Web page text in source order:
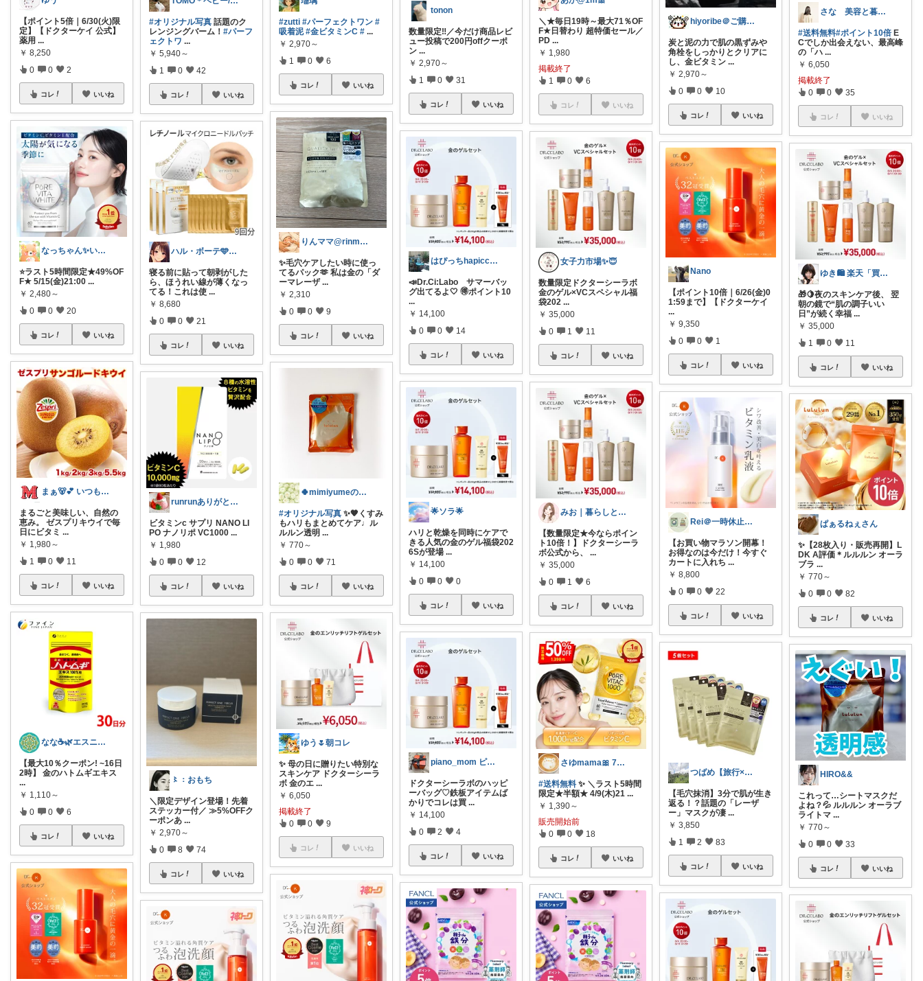
【ポイント5倍｜6/30(火)限
定】【ドクターケイ 公式】
薬用 ...
￥ 8,250
0 0 2
コレ いいね
なっちゃん✨いつもありがとう😊✨
⭐️ラスト5時間限定★49%OF
F★ 5/15(金)21:00 ...
￥ 2,480～
0 0 20
コレ いいね
まぁ🐻💕 いつもありがとう💓
まるごと美味しい、自然の
恵み。 ゼスプリキウイで毎
日にビタミ ...
￥ 1,980～
1 0 11
コレ いいね
なな☕️🌿エスニック／アジアン雑貨
【最大10％クーポン! ~16日
2時】 金のハトムギエキス
...
￥ 1,110～
0 0 6
コレ いいね
#オリジナル写真 話題のク
レンジングバーム！#パーフ
ェクトワ ...
￥ 5,940～
1 0 42
コレ いいね
ハル・ボーテ🩵自分へのご褒美に🩵
寝る前に貼って朝剥がした
ら、ほうれい線が薄くなっ
てる！これは使 ...
￥ 8,680
0 0 21
コレ いいね
runrunありがとう( ◠‿◠ )
ビタミンc サプリ NANO LI
PO ナノリポ VC1000 ...
￥ 1,980
0 0 12
コレ いいね
〻：おもち
＼限定デザイン登場！先着
ステッカー付／ ≫5%OFFク
ーポンあ ...
￥ 2,970～
0 8 74
コレ いいね
#zutti #パーフェクトワン #
吸着泥 #金ビタミンC # ...
￥ 2,970～
1 0 6
コレ いいね
りんママ@rinmama_log
✨毛穴ケアしたい時に使っ
てるパック🫶 私は金の「ダ
ーマレーザ ...
￥ 2,310
0 0 9
コレ いいね
🍀mimiyumeの美容ROOM🍀
#オリジナル写真 ✨🧡くすみ
もハリもまとめてケア♩ル
ルルン透明 ...
￥ 770～
0 0 71
コレ いいね
ゆう🌷朝コレ
✨ 母の日に贈りたい特別な
スキンケア ドクターシーラ
ボ 金のエ ...
￥ 6,050
掲載終了
0 0 9
コレ いいね
tonon
数量限定‼︎／今だけ商品レビ
ュー投稿で200円offクーポ
ン...
￥ 2,970～
1 0 31
コレ いいね
はぴっちhapicchi💎🏃感謝💐
📣Dr.Ci:Labo サマーバッ
グ出てるよ🤍 🉐ポイント10
...
￥ 14,100
0 0 14
コレ いいね
🌟ソラ🌟
ハリと乾燥を同時にケアで
きる人気の金のゲル福袋202
6Sが登場 ...
￥ 14,100
0 0 0
コレ いいね
piano_mom ピアノキッズママ♡
ドクターシーラボのハッピ
ーバッグ♡鉄板アイテムば
かりでコレは買 ...
￥ 14,100
0 2 4
コレ いいね
＼★毎日19時～最大71％OF
F★日替わり 超特価セール／
PD ...
￥ 1,980
掲載終了
1 0 6
コレ いいね
女子力市場✨😇
数量限定ドクターシーラボ
金のゲル×VCスペシャル福
袋202 ...
￥ 35,000
0 1 11
コレ いいね
みお｜暮らしと美容記録
【数量限定★今ならポイン
ト10倍！】ドクターシーラ
ボ公式から、
...
￥ 35,000
0 1 6
コレ いいね
さゆmama🎀 7月ゆっくりペース🙏
#送料無料 ✨ ＼ラスト5時間
限定★半額★ 4/9(木)21 ...
￥ 1,390～
販売開始前
0 0 18
コレ いいね
hiyoribe＠ご購入感謝です！！
炭と泥の力で肌の黒ずみや
角栓をしっかりとクリアに
し、金ビタミン ...
￥ 2,970～
0 0 10
コレ いいね
Nano
【ポイント10倍｜6/26(金)0
1:59まで】【ドクターケイ
...
￥ 9,350
0 0 1
コレ いいね
Rei＠一時休止中 お得品紹介屋さん
【お買い物マラソン開幕！
お得なのは今だけ！今すぐ
カートに入れち ...
￥ 8,800
0 0 22
コレ いいね
つばめ【旅行×スキンケア✈️🫧】
【毛穴抹消】3分で肌が生き
返る！？話題の「レーザ
ー」マスクが凄 ...
￥ 3,850
1 2 83
コレ いいね
さな 美容と暮らし
#送料無料#ポイント10倍 E
Cでしか出会えない、最高峰
の「ハ ...
￥ 6,050
掲載終了
0 0 35
コレ いいね
ゆき🛍️ 楽天「買ってよかった」を厳選
🎁🍋夜のスキンケア後、 翌
朝の鏡で“肌の調子いい
日”が続く幸福 ...
￥ 35,000
1 0 11
コレ いいね
ぱぁるねぇさん
✨【28枚入り・販売再開】L
DK A評価＊ルルルン オーラ
ブラ ...
￥ 770～
0 0 82
コレ いいね
HIRO&&
これって…シートマスクだ
よね？💦 ルルルン オーラブ
ライトマ ...
￥ 770～
0 0 33
コレ いいね